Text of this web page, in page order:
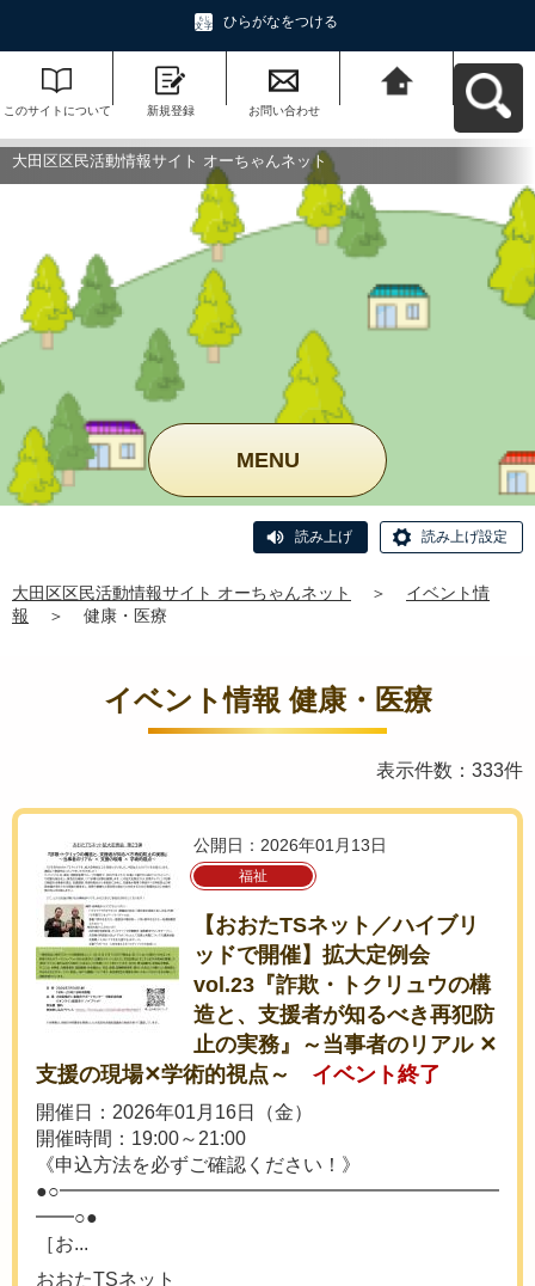
ひらがなをつける
このサイトについて 新規登録 お問い合わせ
ットへ戻る
大田区区民活動情報サイト オーちゃんネット
MENU
読み上げ 読み上げ設定
大田区区民活動情報サイト オーちゃんネット ＞
イベント情
報
＞ 健康・医療
イベント情報 健康・医療
表示件数：333件
公開日：2026年01月13日
福祉
【おおたTSネット／ハイブリ
ッドで開催】拡大定例会
vol.23『詐欺・トクリュウの構
造と、支援者が知るべき再犯防
止の実務』～当事者のリアル ✕
支援の現場✕学術的視点～
イベント終了
開催日：2026年01月16日（金）
開催時間：19:00～21:00
《申込方法を必ずご確認ください！》
●○━━━━━━━━━━━━━━━━━━━━━━━
━━○●
［お...
おおたTSネット